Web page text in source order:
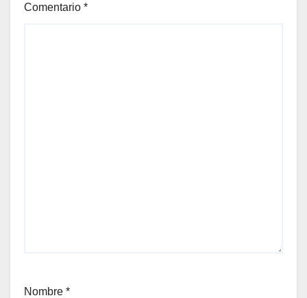
Comentario *
Nombre *